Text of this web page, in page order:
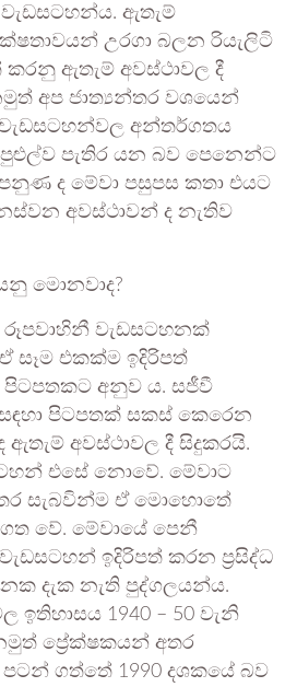
ඇතැම්
උරගා බලන රියැලිටි
කරනු ඇතැම් අවස්ථාවල දී
අප ජාත්‍යන්තර වශයෙන්
අන්තර්ගතය
පැතිර යන බව පෙනෙන්ට
ද මේවා පසුපස කතා එයට
අවස්ථාවන් ද නැතිව
මොනවාද?
රූපවාහිනී වැඩසටහනක්
සෑම එකක්ම ඉදිරිපත්
අනුව ය. සජීවී
පිටපතක් සකස් කෙරෙන
අවස්ථාවල දී සිදුකරයි.
එසේ නොවේ. මේවාට
සැබවින්ම ඒ මොහොතේ
වේ. මේවායේ පෙනී
ඉදිරිපත් කරන ප්‍රසිද්ධ
දැක නැති පුද්ගලයන්ය.
ඉතිහාසය 1940 – 50 වැනි
ප්‍රේක්ෂකයන් අතර
ගත්තේ 1990 දශකයේ බව